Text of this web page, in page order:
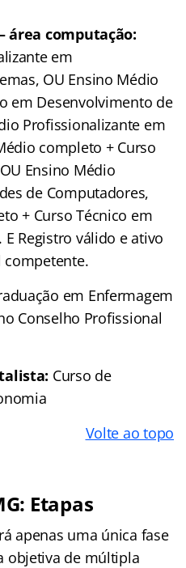
área computação:
em
OU Ensino Médio
em Desenvolvimento de
Profissionalizante em
completo + Curso
Ensino Médio
de Computadores,
+ Curso Técnico em
Registro válido e ativo
competente.
em Enfermagem
Conselho Profissional
Curso de
Volte ao topo
Etapas
apenas uma única fase
objetiva de múltipla